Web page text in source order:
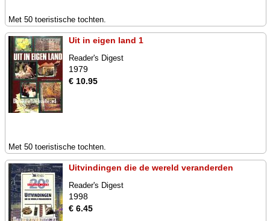
Met 50 toeristische tochten.
Uit in eigen land 1
Reader's Digest
1979
€ 10.95
Met 50 toeristische tochten.
Uitvindingen die de wereld veranderden
Reader's Digest
1998
€ 6.45